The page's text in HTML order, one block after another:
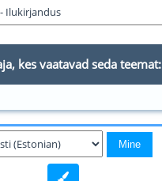
kes vaatavad seda teemat: